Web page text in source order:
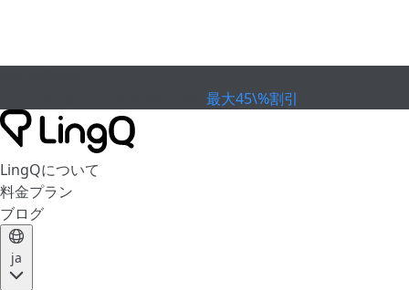
最大45\%割引
LingQについて
料金プラン
ブログ
ja